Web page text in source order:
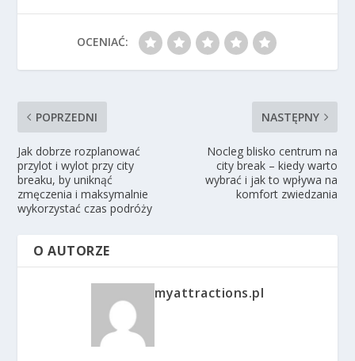
OCENIAĆ:
POPRZEDNI
Jak dobrze rozplanować
przylot i wylot przy city
breaku, by uniknąć
zmęczenia i maksymalnie
wykorzystać czas podróży
NASTĘPNY
Nocleg blisko centrum na
city break – kiedy warto
wybrać i jak to wpływa na
komfort zwiedzania
O AUTORZE
myattractions.pl